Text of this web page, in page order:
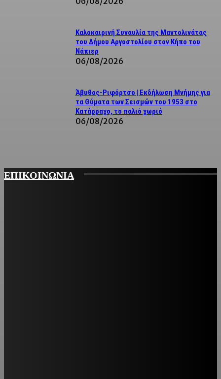
Καλοκαιρινή Συναυλία της Μαντολινάτας
του Δήμου Αργοστολίου στον Κήπο του
Νάπιερ
06/08/2026
Άβυθος-Ριφόρτσο | Εκδήλωση Μνήμης για
τα Θύματα των Σεισμών του 1953 στο
Κατάρραχο, το παλιό χωριό
06/08/2026
ΕΠΙΚΟΙΝΩΝΙΑ